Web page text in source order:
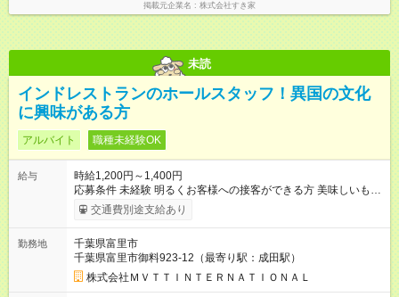
掲載元企業名 株式会社すき家
未読
インドレストランのホールスタッフ！異国の文化
に興味がある方
アルバイト 職種未経験OK
給与
時給1,200円～1,400円
応募条件 未経験 明るくお客様への接客ができる方 美味しいもの
が大好き インド料理に詳しくなりたい 日常会話レベルの日本語
を話せる 英語・ヒンディー語に興味がある 金曜日、土日祝日の
ればOK！ 18店舗ある系列店では、20代・30代・40代の未経験
者/フリーター/既婚者/主婦/主夫/大学生/外国人が活躍していま
す！ ※* *丁寧な研修なので、アルバイトデビューにピッタリ！
【試用期間】試用期間あり 試用期間の長さ：1ヶ月 雇用形態、
交通費別途支給あり
勤務地
千葉県富里市
千葉県富里市御料923-12（最寄り駅：成田駅）
株式会社ＭＶＴＴＩＮＴＥＲＮＡＴＩＯＮＡＬ